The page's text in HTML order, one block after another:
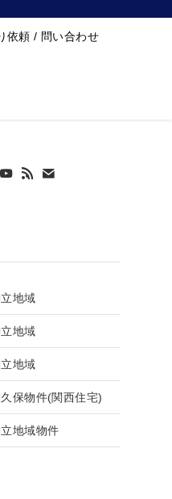
績70年」外壁塗装・屋根塗装(株)フ
依頼 / 問い合わせ
地域
地域
地域
保物件(関西住宅)
地域物件